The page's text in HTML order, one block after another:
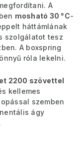
A
mosható 30 °C-
háttámlának
szolgálatot tesz
A boxspring
róla lekelni.
2200 szövettel
kellemes
szemben
ágy